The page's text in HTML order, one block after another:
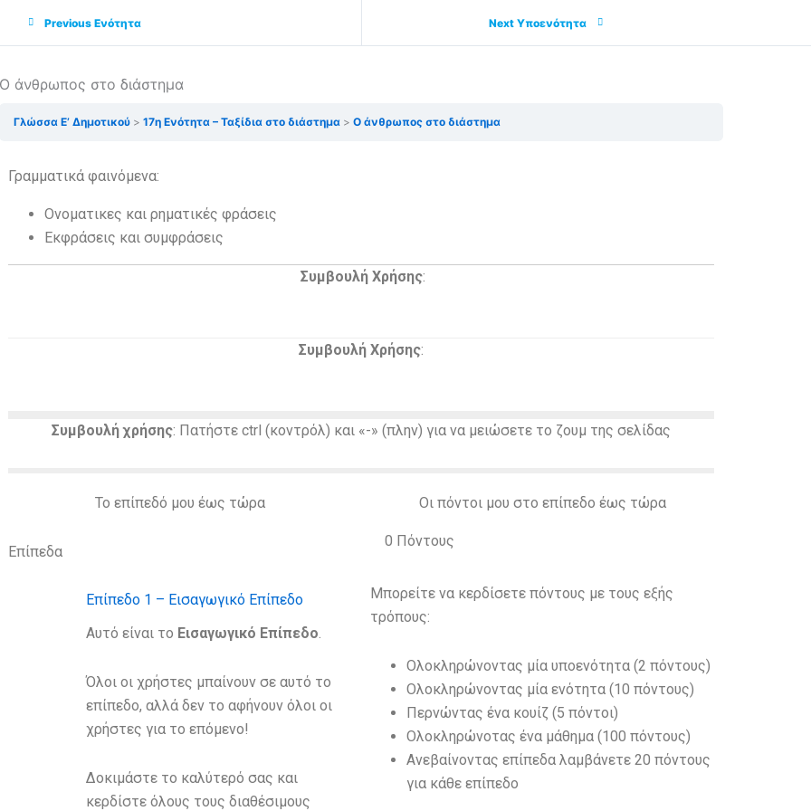
Previous Ενότητα Next Υποενότητα
Ο άνθρωπος στο διάστημα
Γλώσσα Ε’ Δημοτικού 17η Ενότητα – Ταξίδια στο διάστημα Ο άνθρωπος στο διάστημα
Γραμματικά φαινόμενα:
Ονοματικες και ρηματικές φράσεις
Εκφράσεις και συμφράσεις
Συμβουλή Χρήσης:
Συμβουλή Χρήσης:
Συμβουλή χρήσης: Πατήστε ctrl (κοντρόλ) και «-» (πλην) για να μειώσετε το ζουμ της σελίδας
Το επίπεδό μου έως τώρα
Επίπεδα
Επίπεδο 1 – Εισαγωγικό Επίπεδο
Αυτό είναι το Eισαγωγικό Eπίπεδο.
Όλοι οι χρήστες μπαίνουν σε αυτό το
επίπεδο, αλλά δεν το αφήνουν όλοι οι
χρήστες για το επόμενο!
Δοκιμάστε το καλύτερό σας και
κερδίστε όλους τους διαθέσιμους
Οι πόντοι μου στο επίπεδο έως τώρα
0 Πόντους
Μπορείτε να κερδίσετε πόντους με τους εξής
τρόπους:
Ολοκληρώνοντας μία υποενότητα (2 πόντους)
Ολοκληρώνοντας μία ενότητα (10 πόντους)
Περνώντας ένα κουίζ (5 πόντοι)
Ολοκληρώνοτας ένα μάθημα (100 πόντους)
Ανεβαίνοντας επίπεδα λαμβάνετε 20 πόντους
για κάθε επίπεδο